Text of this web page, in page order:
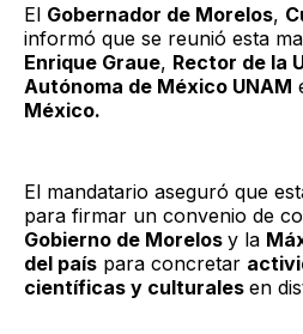
El Gobernador de Morelos,
informó que se reunió esta
Enrique Graue, Rector de la
Autónoma de México UNAM
México.
El mandatario aseguró que
para firmar un convenio de
Gobierno de Morelos y la
del país para concretar
científicas y culturales en